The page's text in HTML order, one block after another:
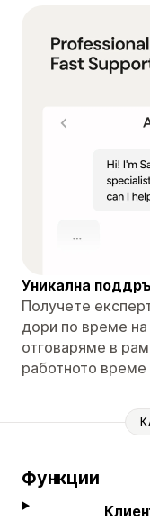
Уникална
Получете
дори по време
отговаряме в
работното
Функции